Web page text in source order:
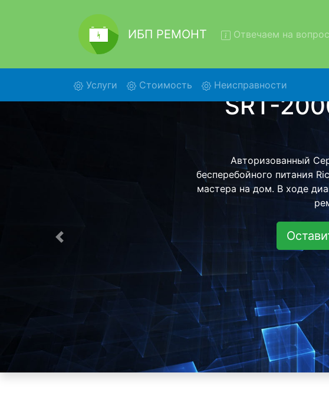
ИБП РЕМОНТ Отвечаем на
Услуги (current)Стоимость Неисправности
Ремонт
Powercom-
Ремонт ИБП Rich
сервисный центр и
заберет Ваш ИБП для
стоимость ремонта
Предыдущая